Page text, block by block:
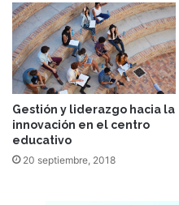
Gestión y liderazgo hacia la
innovación en el centro
educativo
20 septiembre, 2018